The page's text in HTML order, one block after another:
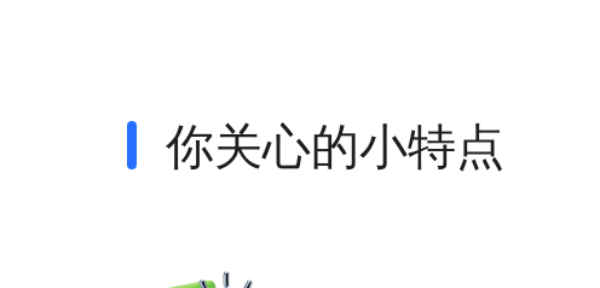
你关心的小特点